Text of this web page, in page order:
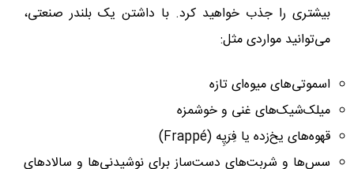
بیشتری را جذب خواهید کرد. با داشتن یک بلندر صنعتی،
می‌توانید مواردی مثل:
اسموتی‌های میوه‌ای تازه
میلک‌شیک‌های غنی و خوشمزه
قهوه‌های یخ‌زده یا فِرَپِه (Frappé)
سس‌ها و شربت‌های دست‌ساز برای نوشیدنی‌ها و سالادهای